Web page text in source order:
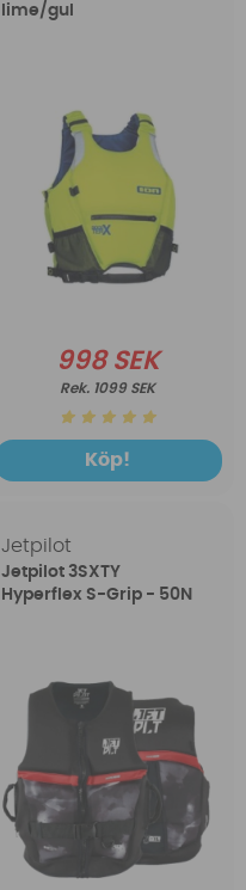
lime/gul
998 SEK
1099 SEK
Köp!
Jetpilot
Jetpilot 3SXTY
Hyperflex S-Grip - 50N